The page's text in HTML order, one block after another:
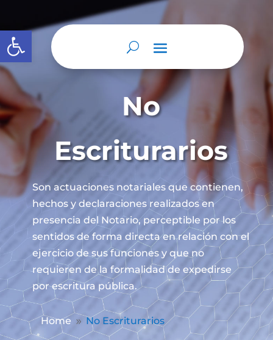
Abrir barra de herramientas
No
Escriturarios
Son actuaciones notariales que contienen,
hechos y declaraciones realizados en
presencia del Notario, perceptible por los
sentidos de forma directa en relación con el
ejercicio de sus funciones y que no
requieren de la formalidad de expedirse
por escritura pública.
Home 9 No Escriturarios